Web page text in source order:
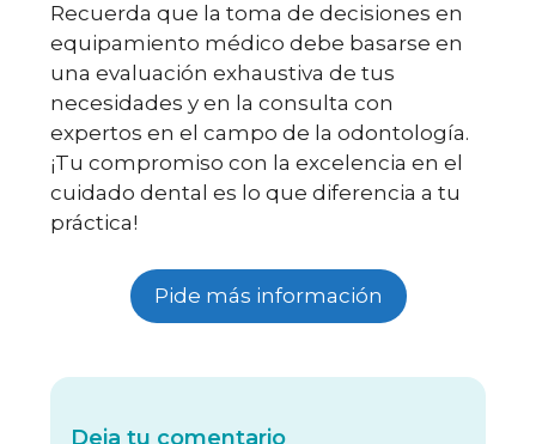
Recuerda que la toma de decisiones en
equipamiento médico debe basarse en
una evaluación exhaustiva de tus
necesidades y en la consulta con
expertos en el campo de la odontología.
¡Tu compromiso con la excelencia en el
cuidado dental es lo que diferencia a tu
práctica!
Pide más información
Deja tu comentario